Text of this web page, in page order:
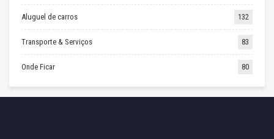
Aluguel de carros 132
Transporte & Serviços 83
Onde Ficar 80